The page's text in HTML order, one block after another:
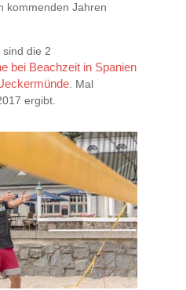
kommenden Jahren
die 2
bei Beachzeit in Spanien
. Mal
ergibt.